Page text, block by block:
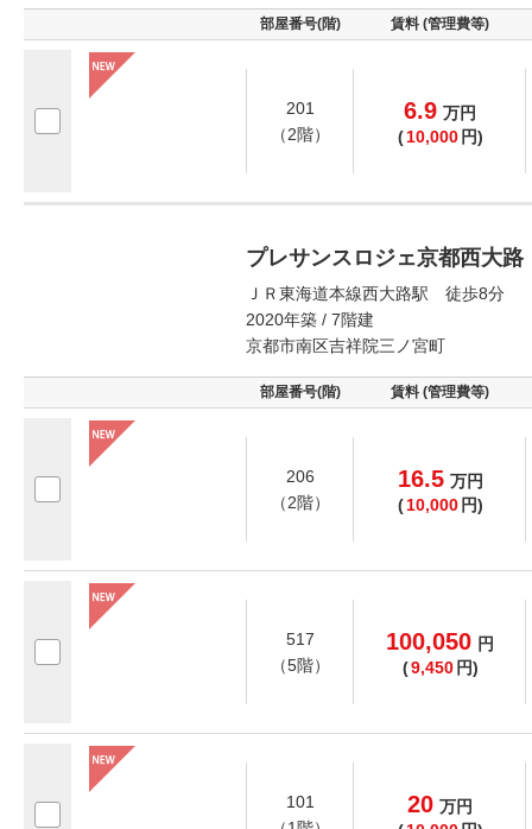
部屋番号(階) 賃料 (管理費等)
201
（2階）
6.9 万円
( 10,000 円)
プレサンスロジェ京都西大路
ＪＲ東海道本線西大路駅 徒歩8分
2020年築 / 7階建
京都市南区吉祥院三ノ宮町
部屋番号(階) 賃料 (管理費等)
206
（2階）
16.5 万円
( 10,000 円)
517
（5階）
100,050 円
(9,450 円)
101
20 万円